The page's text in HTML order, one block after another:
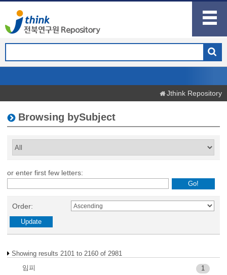
Jthink Repository
Browsing bySubject
or enter first few letters:
Order:
Showing results 2101 to 2160 of 2981
1
임피